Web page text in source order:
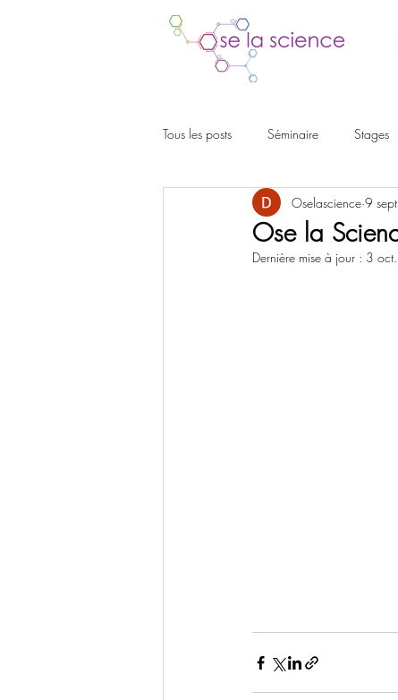
Tous les posts Séminaire Stages
Ose la
Oselascience 9
Dernière mise à jour : 3